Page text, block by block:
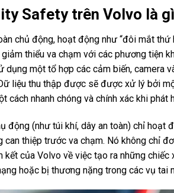
Safety trên Volvo là
chủ động, hoạt động như “đôi mắt
thiểu va chạm với các phương tiện
dụng một tổ hợp các cảm biến, camera
liệu thu thập được sẽ được xử lý bởi
cách nhanh chóng và chính xác khi phát
động (như túi khí, dây an toàn) chỉ hoạt
thiệp trước va chạm. Nó không chỉ
kết của Volvo về việc tạo ra những
hoặc bị thương nặng trong các vụ tai